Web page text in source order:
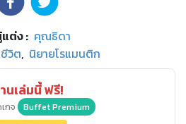
ต่ง : คุณธิดา
วิต, นิยายโรแมนติก
นเล่มนี้ ฟรี!
กจ Buffet Premium